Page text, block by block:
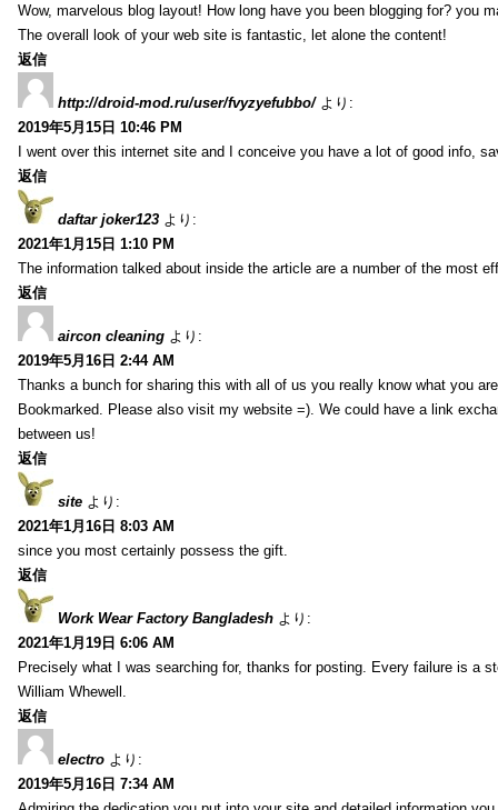
Wow, marvelous blog layout! How long have you been blogging for? you
The overall look of your web site is fantastic, let alone the content!
返信
http://droid-mod.ru/user/fvyzyefubbo/ より:
2019年5月15日 10:46 PM
I went over this internet site and I conceive you have a lot of good info,
返信
daftar joker123 より:
2021年1月15日 1:10 PM
The information talked about inside the article are a number of the most
返信
aircon cleaning より:
2019年5月16日 2:44 AM
Thanks a bunch for sharing this with all of us you really know what you
Bookmarked. Please also visit my website =). We could have a link
between us!
返信
site より:
2021年1月16日 8:03 AM
since you most certainly possess the gift.
返信
Work Wear Factory Bangladesh より:
2021年1月19日 6:06 AM
Precisely what I was searching for, thanks for posting. Every failure is a
William Whewell.
返信
electro より:
2019年5月16日 7:34 AM